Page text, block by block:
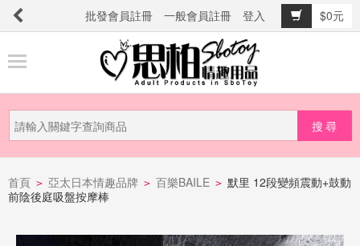
批發會員註冊 一般會員註冊 登入
$0元
品
新
品
上
首頁 > 亞太日本情趣品牌 > 百樂BAILE > 默里 12段變頻震動+鼓動
前陰後庭吸盤按摩棒